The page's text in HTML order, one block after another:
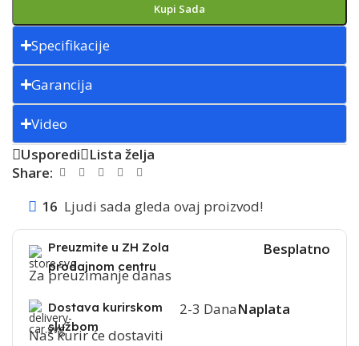
Kupi Sada
Specifikacije
Garancija
Video
Usporedi
Lista želja
Share:
16 Ljudi sada gleda ovaj proizvod!
Preuzmite u ZH Zola
prodajnom centru
Za preuzimanje danas
Besplatno
Dostava kurirskom
službom
Naš kurir će dostaviti
2-3 DanaNaplata